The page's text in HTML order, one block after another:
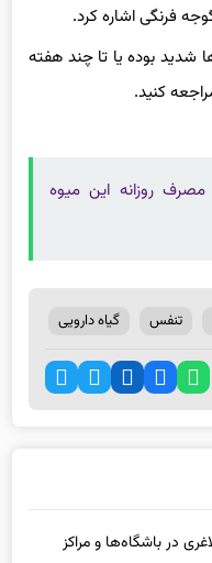
فرنگی اشاره کرد.
شدید بوده یا تا چند هفته
کنید.
روزانه این میوه
تنفس گیاه دارویی
در باشگاه‌ها و مراکز